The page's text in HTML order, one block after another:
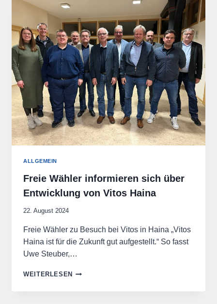
&
JUBILÄUM
ALLGEMEIN
Freie Wähler informieren sich über
Entwicklung von Vitos Haina
22. August 2024
Freie Wähler zu Besuch bei Vitos in Haina „Vitos
Haina ist für die Zukunft gut aufgestellt.“ So fasst
Uwe Steuber,…
WEITERLESEN FREIE
INFORMIEREN